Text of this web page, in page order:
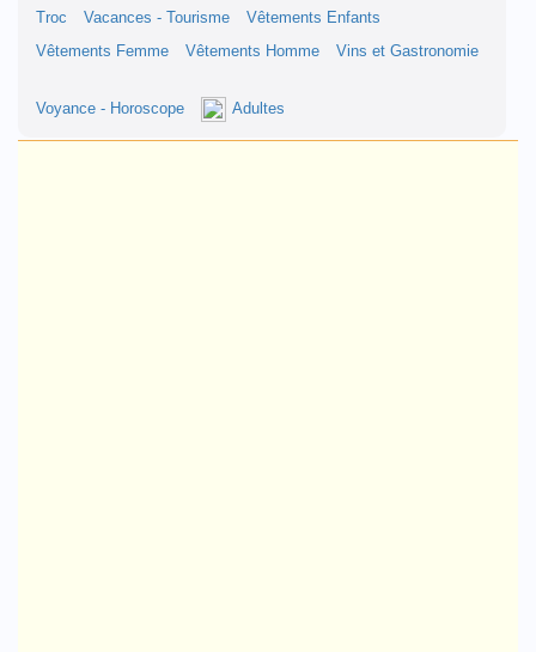
Troc
Vacances - Tourisme
Vêtements Enfants
Vêtements Femme
Vêtements Homme Vins et Gastronomie
Voyance - Horoscope Adultes